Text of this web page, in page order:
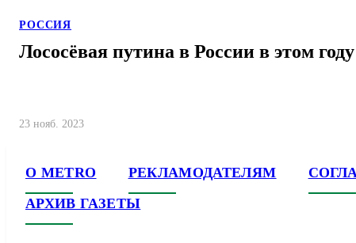
РОССИЯ
Лососёвая путина в России в этом году
23 нояб. 2023
О METRO РЕКЛАМОДАТЕЛЯМ
АРХИВ ГАЗЕТЫ